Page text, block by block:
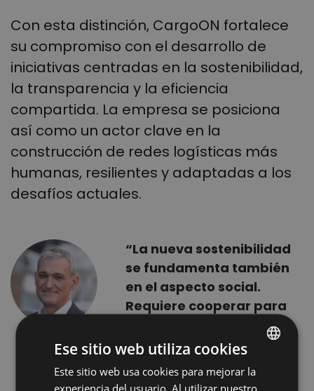
Con esta distinción, CargoON fortalece
su compromiso con el desarrollo de
iniciativas centradas en la sostenibilidad,
la transparencia y la eficiencia
compartida. La empresa se posiciona
así como un actor clave en la
construcción de redes logísticas más
humanas, resilientes y adaptadas a los
desafíos actuales.
“La nueva sostenibilidad
se fundamenta también
en el aspecto social.
Requiere cooperar para
llegar al nivel óptimo de
eficiencia colaborativa y
proveer a la cadena de
suministro de resiliencia
POLISH
Ese sitio web utiliza cookies
Este sitio web usa cookies para mejorar la
experiencia del usuario. Al utilizar nuestro